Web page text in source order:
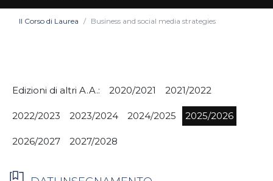
Il Corso di Laurea Business and social media strategies
Edizioni di altri A.A.: 2020/2021 2021/2022
2022/2023 2023/2024 2024/2025 2025/2026
2026/2027 2027/2028